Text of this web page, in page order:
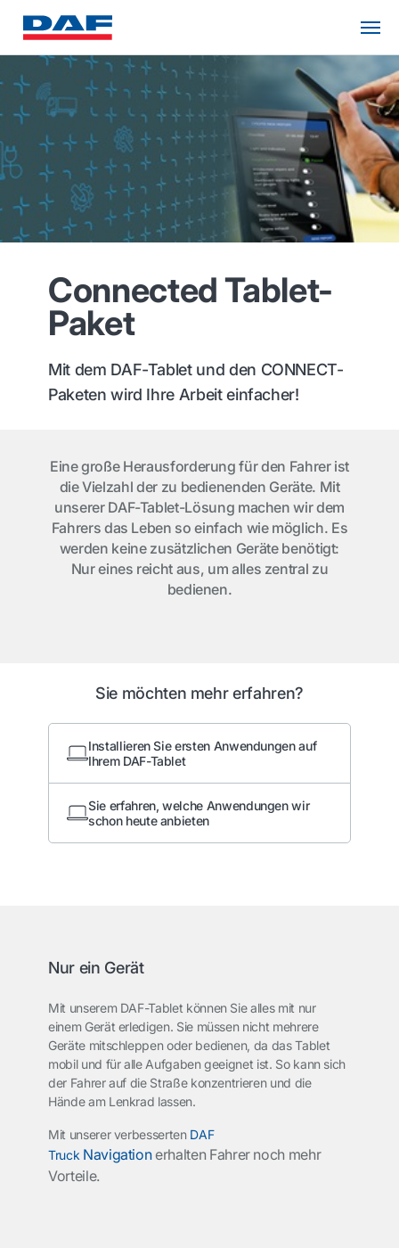
Connected Tablet-
Paket
Mit dem DAF-Tablet und den CONNECT-
Paketen wird Ihre Arbeit einfacher!
Eine große Herausforderung für den Fahrer ist
die Vielzahl der zu bedienenden Geräte. Mit
unserer DAF-Tablet-Lösung machen wir dem
Fahrers das Leben so einfach wie möglich. Es
werden keine zusätzlichen Geräte benötigt:
Nur eines reicht aus, um alles zentral zu
bedienen.
Sie möchten mehr erfahren?
Installieren Sie ersten Anwendungen auf
Ihrem DAF-Tablet
Sie erfahren, welche Anwendungen wir
schon heute anbieten
Nur ein Gerät
Mit unserem DAF-Tablet können Sie alles mit nur
einem Gerät erledigen. Sie müssen nicht mehrere
Geräte mitschleppen oder bedienen, da das Tablet
mobil und für alle Aufgaben geeignet ist. So kann sich
der Fahrer auf die Straße konzentrieren und die
Hände am Lenkrad lassen.
Mit unserer verbesserten DAF
Truck Navigationerhalten Fahrer noch mehr
Vorteile.